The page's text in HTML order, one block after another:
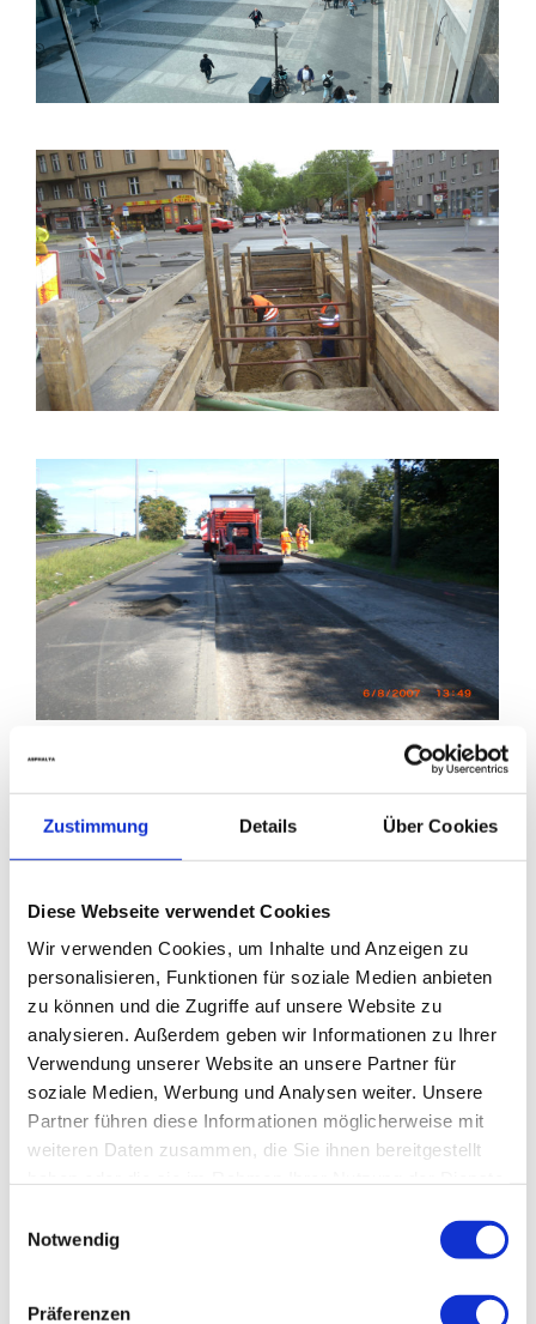
Zustimmung Details Über Cookies
Diese Webseite verwendet Cookies
Wir verwenden Cookies, um Inhalte und Anzeigen zu
personalisieren, Funktionen für soziale Medien anbieten
zu können und die Zugriffe auf unsere Website zu
analysieren. Außerdem geben wir Informationen zu Ihrer
Verwendung unserer Website an unsere Partner für
soziale Medien, Werbung und Analysen weiter. Unsere
Partner führen diese Informationen möglicherweise mit
weiteren Daten zusammen, die Sie ihnen bereitgestellt
Notwendig
Präferenzen
1 2 3 4 5 →
Referenzprojekte